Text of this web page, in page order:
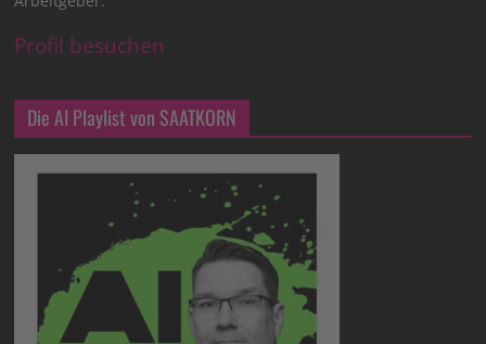
Profil besuchen
Die AI Playlist von SAATKORN